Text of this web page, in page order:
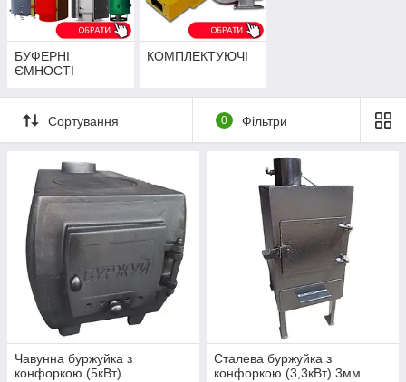
БУФЕРНІ
ЄМНОСТІ
КОМПЛЕКТУЮЧІ
Сортування 0 Фільтри
Чавунна буржуйка з
конфоркою (5кВт)
Сталева буржуйка з
конфоркою (3,3кВт) 3мм